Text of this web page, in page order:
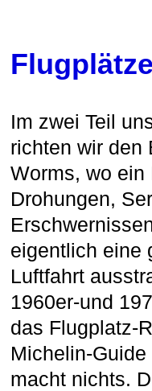
Im zwei Teil
richten wir den
Worms, wo ein
Drohungen,
eigentlich eine
Luftfahrt
1960er-und
das Flugplatz-
Michelin-
macht nichts.